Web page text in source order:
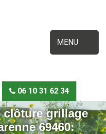
MENU
06 10 31 62 34
clôture grillage
69460: